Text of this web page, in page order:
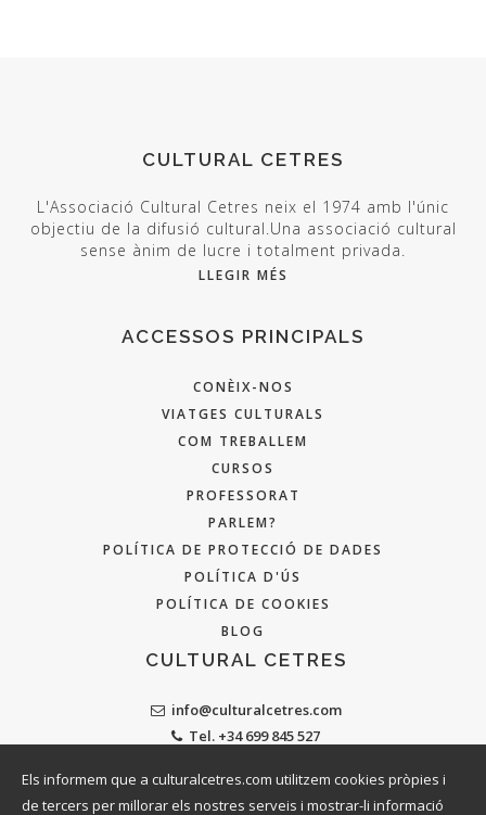
CULTURAL CETRES
L'Associació Cultural Cetres neix el 1974 amb l'únic
objectiu de la difusió cultural.Una associació cultural
sense ànim de lucre i totalment privada.
LLEGIR MÉS
ACCESSOS PRINCIPALS
CONÈIX-NOS
VIATGES CULTURALS
COM TREBALLEM
CURSOS
PROFESSORAT
PARLEM?
POLÍTICA DE PROTECCIÓ DE DADES
POLÍTICA D'ÚS
POLÍTICA DE COOKIES
BLOG
CULTURAL CETRES
info@culturalcetres.com
Tel. +34 699 845 527
Els informem que a culturalcetres.com utilitzem cookies pròpies i
de tercers per millorar els nostres serveis i mostrar-li informació